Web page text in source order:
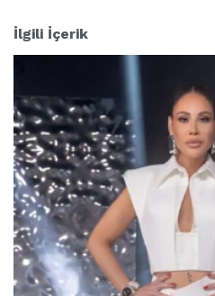
İlgili İçerik